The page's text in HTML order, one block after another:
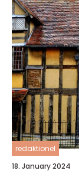
redaktionel
18. January 2024